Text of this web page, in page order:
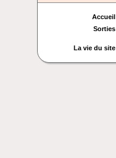
Accueil
Sorties
La vie du site